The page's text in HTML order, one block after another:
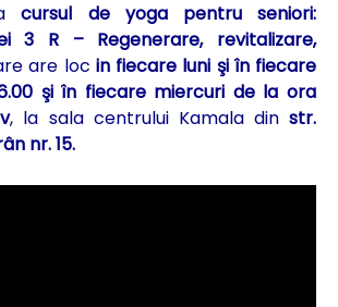
cursul de
yoga pentru seniori:
3 R – Regenerare, revitalizare,
are loc in fiecare luni şi în fiecare
şi în fiecare miercuri de la ora
, la sala centrului Kamala dinstr.
nr. 15.